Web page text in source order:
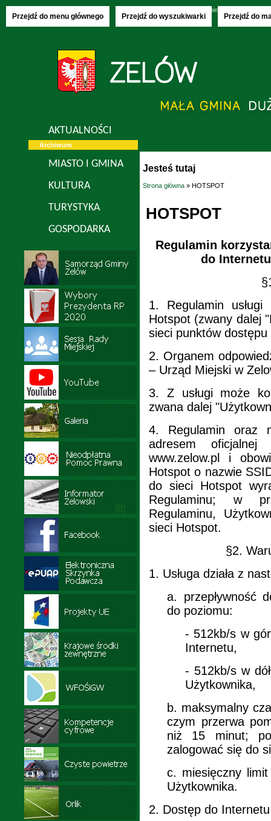
Przejdź do menu głównego Przejdź do wyszukiwarki Przejdź do
imieniny:
AKTUALNOŚCI
Archiwum
MIASTO I GMINA
KULTURA
TURYSTYKA
GOSPODARKA
Jesteś tutaj
Strona główna » HOTSPOT
HOTSPOT
Regulamin
do
1.
Regulamin
Hotspot (zwany dalej
sieci punktów
2. Organem
– Urząd Miejski w
3.
Z usługi może
zwana dalej
4.
Regulamin oraz
adresem
www.zelow.pl i
Hotspot o nazwie
do sieci Hotspot
Regulaminu; w
Regulaminu,
sieci Hotspot.
§2.
1. Usługa działa z
a.
przepływność
do poziomu:
- 512kb/s w
Internetu,
- 512kb/s w
Użytkownika,
b. maksymalny
czym przerwa
niż 15 minut;
zalogować się do
c. miesięczny
Użytkownika.
2. Dostęp do